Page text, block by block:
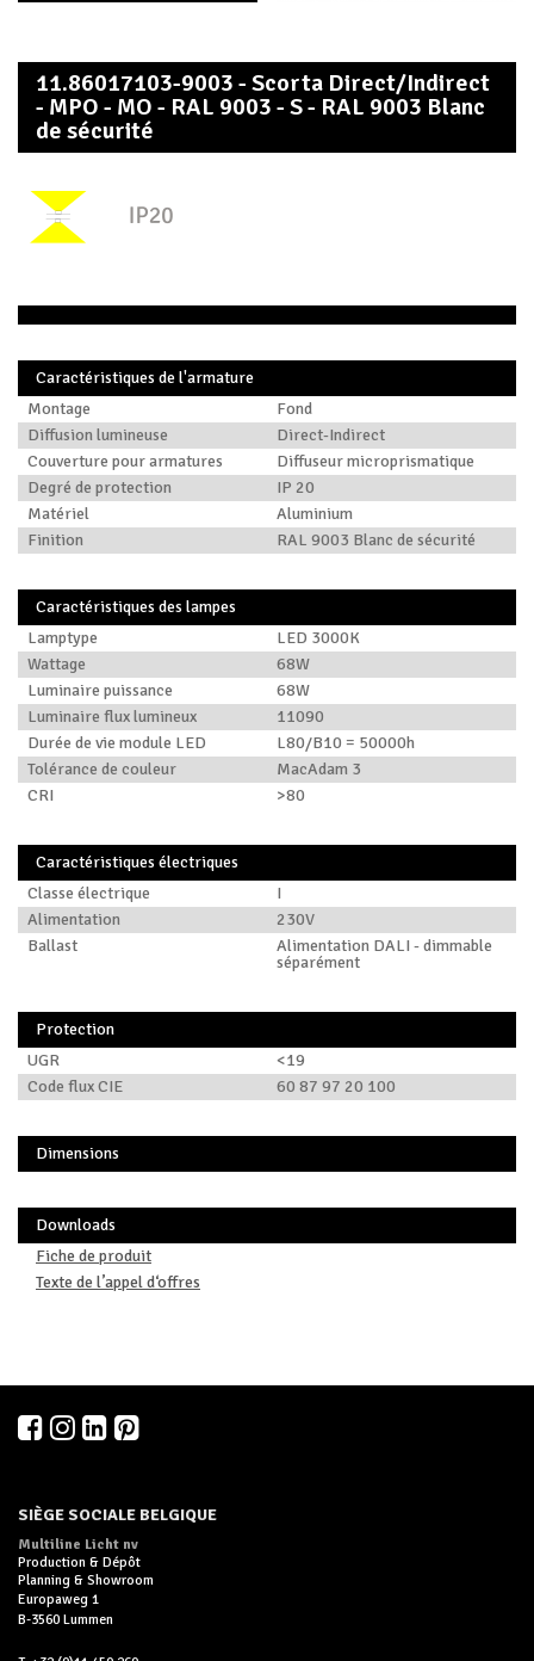
11.86017103-9003 - Scorta Direct/Indirect
- MPO - MO - RAL 9003 - S - RAL 9003 Blanc
de sécurité
Caractéristiques de l'armature
Montage
Fond
Diffusion lumineuse
Direct-Indirect
Couverture pour armatures
Diffuseur microprismatique
Degré de protection
IP 20
Matériel
Aluminium
Finition
RAL 9003 Blanc de sécurité
Caractéristiques des lampes
Lamptype
LED 3000K
Wattage
68W
Luminaire puissance
68W
Luminaire flux lumineux
11090
Durée de vie module LED
L80/B10 = 50000h
Tolérance de couleur
MacAdam 3
CRI
>80
Caractéristiques électriques
Classe électrique
I
Alimentation
230V
Ballast
Alimentation DALI - dimmable
séparément
Protection
UGR
<19
Code flux CIE
60 87 97 20 100
Dimensions
Downloads
Fiche de produit
Texte de l’appel d‘offres
SIÈGE SOCIALE BELGIQUE
Multiline Licht nv
Production & Dépôt
Planning & Showroom
Europaweg 1
B-3560 Lummen